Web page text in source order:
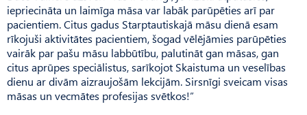
iepriecināta un laimīga māsa var labāk parūpēties arī par
pacientiem. Citus gadus Starptautiskajā māsu dienā esam
rīkojuši aktivitātes pacientiem, šogad vēlējāmies parūpēties
vairāk par pašu māsu labbūtību, palutināt gan māsas, gan
citus aprūpes speciālistus, sarīkojot Skaistuma un veselības
dienu ar divām aizraujošām lekcijām. Sirsnīgi sveicam visas
māsas un vecmātes profesijas svētkos!”